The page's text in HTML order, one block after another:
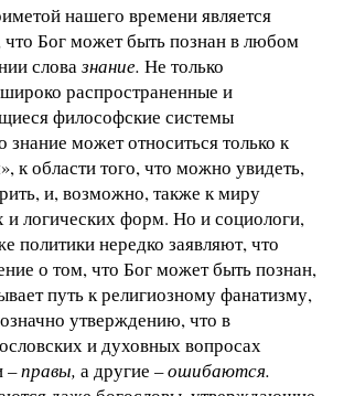
нашего времени является
что Бог может быть познан в любом
словазнание. Не только
распространенные и
философские системы
знание может относиться только к
к области того, что можно увидеть,
и, возможно, также к миру
и логических форм. Но и социологи,
политики нередко заявляют, что
о том, что Бог может быть познан,
путь к религиозному фанатизму,
утверждению, что в
и духовных вопросах
–правы, а другие –ошибаются.